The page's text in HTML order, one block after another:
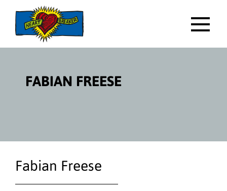
Direktlink
zum
Inhalt
FABIAN FREESE
Fabian Freese